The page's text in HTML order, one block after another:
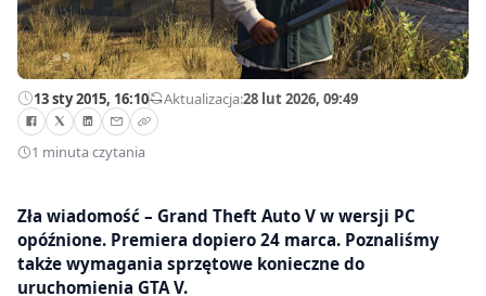
13 sty 2015, 16:10—Aktualizacja:28 lut 2026, 09:49
1 minuta czytania
Zła wiadomość – Grand Theft Auto V w wersji PC
opóźnione. Premiera dopiero 24 marca. Poznaliśmy
także wymagania sprzętowe konieczne do
uruchomienia GTA V.